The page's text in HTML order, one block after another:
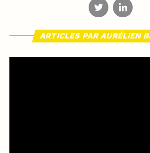
ARTICLES PAR AURÉLIEN